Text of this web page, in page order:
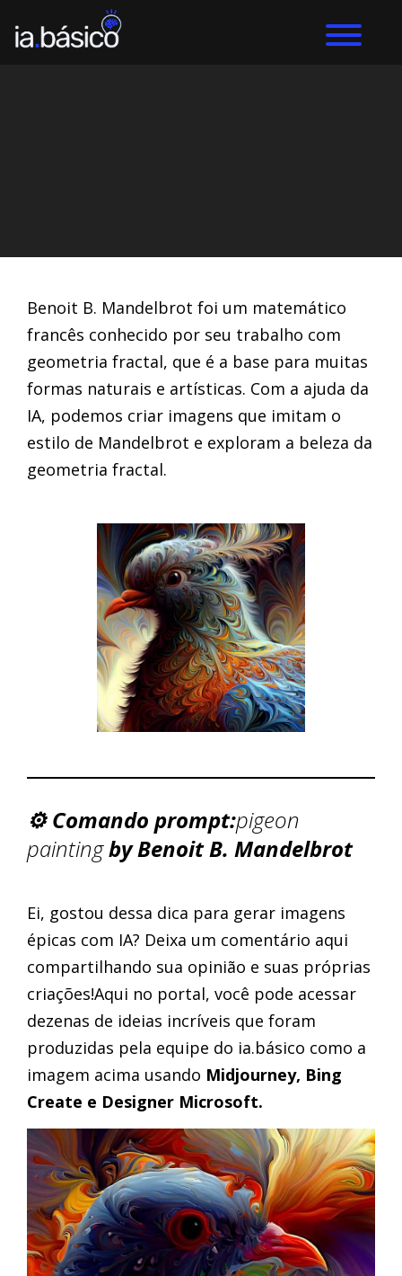
Benoit B. Mandelbrot foi um matemático
francês conhecido por seu trabalho com
geometria fractal, que é a base para muitas
formas naturais e artísticas. Com a ajuda da
IA, podemos criar imagens que imitam o
estilo de Mandelbrot e exploram a beleza da
geometria fractal.
⚙️ Comando prompt:pigeon
paintingby Benoit B. Mandelbrot
Ei, gostou dessa dica para gerar imagens
épicas com IA? Deixa um comentário aqui
compartilhando sua opinião e suas próprias
criações!Aqui no portal, você pode acessar
dezenas de ideias incríveis que foram
produzidas pela equipe do ia.básico como a
imagem acima usando Midjourney, Bing
Create e Designer Microsoft.